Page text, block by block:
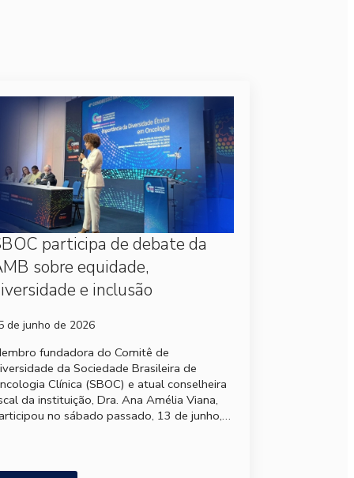
participa de debate da
sobre equidade,
e inclusão
de junho de 2026
fundadora do Comitê de
da Sociedade Brasileira de
Clínica (SBOC) e atual conselheira
da instituição, Dra. Ana Amélia Viana,
no sábado passado, 13 de junho,…